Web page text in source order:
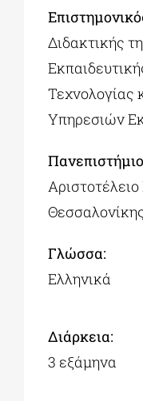
Διδακτικής
Τεχνολογίας
Υπηρεσιών
Γλώσσα:
Ελληνικά
Διάρκεια:
3 εξάμηνα